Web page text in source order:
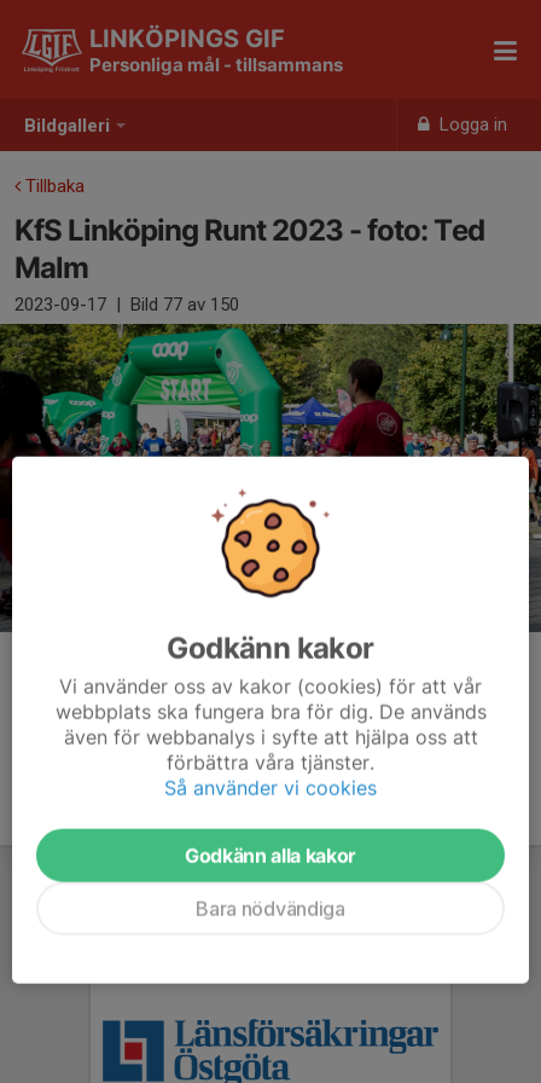
Bildgalleri Logga in
LINKÖPINGS GIF
Personliga mål - tillsammans
Tillbaka
KfS Linköping Runt 2023 - foto: Ted
Malm
2023-09-17 | Bild 77 av 150
Godkänn kakor
Vi använder oss av kakor (cookies) för att vår
webbplats ska fungera bra för dig. De används
även för webbanalys i syfte att hjälpa oss att
förbättra våra tjänster.
Så använder vi cookies
Godkänn alla kakor
Bara nödvändiga